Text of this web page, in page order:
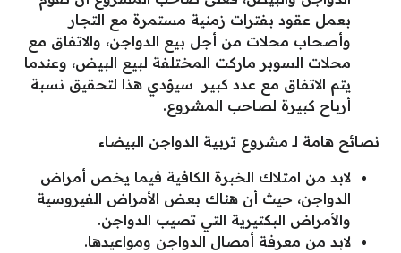
بعمل عقود بفترات زمنية مستمرة مع التجار
وأصحاب محلات من أجل بيع الدواجن، والاتفاق مع
محلات السوبر ماركت المختلفة لبيع البيض، وعندما
يتم الاتفاق مع عدد كبير سيؤدي هذا لتحقيق نسبة
أرباح كبيرة لصاحب المشروع.
نصائح هامة لـ مشروع تربية الدواجن البيضاء
لابد من امتلاك الخبرة الكافية فيما يخص أمراض
الدواجن، حيث أن هناك بعض الأمراض الفيروسية
والأمراض البكتيرية التي تصيب الدواجن.
لابد من معرفة أمصال الدواجن ومواعيدها.